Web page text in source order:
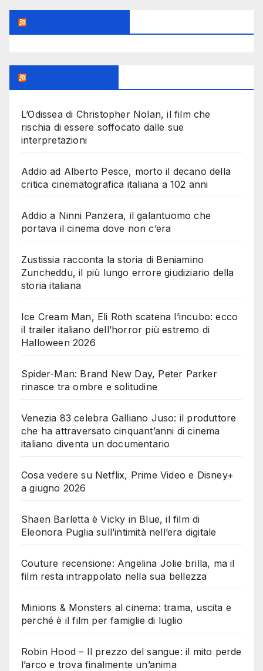
L’Odissea di Christopher Nolan, il film che
rischia di essere soffocato dalle sue
interpretazioni
Addio ad Alberto Pesce, morto il decano della
critica cinematografica italiana a 102 anni
Addio a Ninni Panzera, il galantuomo che
portava il cinema dove non c’era
Zustissia racconta la storia di Beniamino
Zuncheddu, il più lungo errore giudiziario della
storia italiana
Ice Cream Man, Eli Roth scatena l’incubo: ecco
il trailer italiano dell’horror più estremo di
Halloween 2026
Spider-Man: Brand New Day, Peter Parker
rinasce tra ombre e solitudine
Venezia 83 celebra Galliano Juso: il produttore
che ha attraversato cinquant’anni di cinema
italiano diventa un documentario
Cosa vedere su Netflix, Prime Video e Disney+
a giugno 2026
Shaen Barletta è Vicky in Blue, il film di
Eleonora Puglia sull’intimità nell’era digitale
Couture recensione: Angelina Jolie brilla, ma il
film resta intrappolato nella sua bellezza
Minions & Monsters al cinema: trama, uscita e
perché è il film per famiglie di luglio
Robin Hood – Il prezzo del sangue: il mito perde
l’arco e trova finalmente un’anima